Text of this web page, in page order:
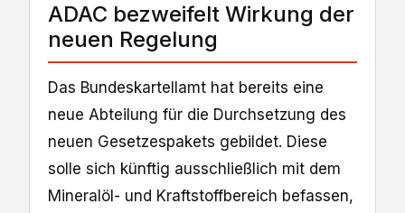
ADAC bezweifelt Wirkung der
neuen Regelung
Das Bundeskartellamt hat bereits eine
neue Abteilung für ​die Durchsetzung des
neuen Gesetzespakets gebildet. Diese
solle sich künftig ausschließlich mit dem
Mineralöl- und Kraftstoffbereich befassen,